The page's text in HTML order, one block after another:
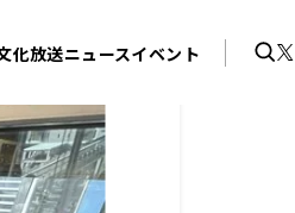
化放送ニュースイベント